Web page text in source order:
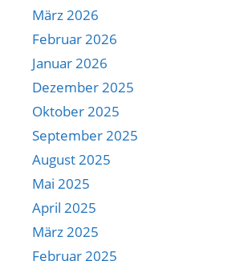
März 2026
Februar 2026
Januar 2026
Dezember 2025
Oktober 2025
September 2025
August 2025
Mai 2025
April 2025
März 2025
Februar 2025